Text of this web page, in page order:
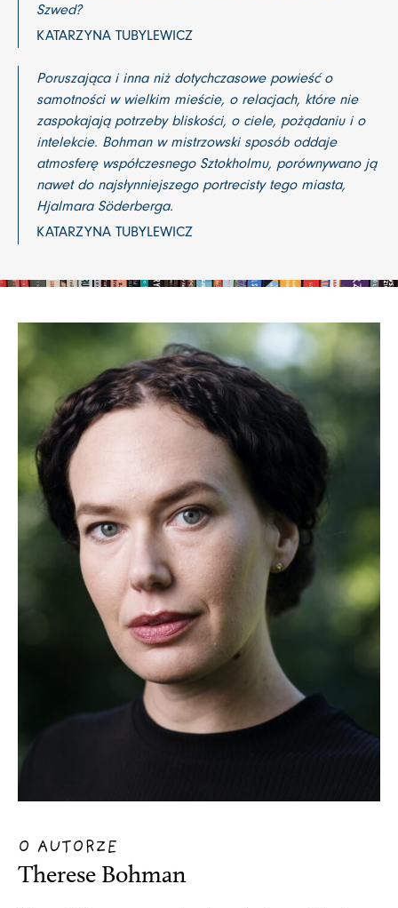
Szwed?
KATARZYNA TUBYLEWICZ
Poruszająca i inna niż dotychczasowe powieść o
samotności w wielkim mieście, o relacjach, które nie
zaspokajają potrzeby bliskości, o ciele, pożądaniu i o
intelekcie. Bohman w mistrzowski sposób oddaje
atmosferę współczesnego Sztokholmu, porównywano ją
nawet do najsłynniejszego portrecisty tego miasta,
Hjalmara Söderberga.
KATARZYNA TUBYLEWICZ
O AUTORZE
Therese Bohman